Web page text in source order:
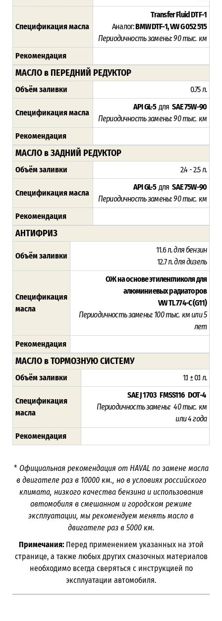
Спецификация масла
Transfer Fluid DTF-1
Аналог:BMW DTF-1, VW G 052 515
Периодичность замены: 90 тыс. км
Рекомендация
МАСЛО в ПЕРЕДНИЙ РЕДУКТОР
Объём заливки 0.75 л.
Спецификация масла
API GL-5 дляSAE 75W-90
Периодичность замены: 90 тыс. км
Рекомендация
МАСЛО в ЗАДНИЙ РЕДУКТОР
Объём заливки 2.4 - 2.5 л.
Спецификация масла
API GL-5 дляSAE 75W-90
Периодичность замены: 90 тыс. км
Рекомендация
АНТИФРИЗ
Объём заливки
11.6 л.для бензин
12.7 л.для дизель
Спецификация
масла
ОЖ на основе этиленгликоля для
алюминиевых радиаторов
VW TL 774-C (G11)
Периодичность замены: 100 тыс. км или 5
лет
Рекомендация
МАСЛО в ТОРМОЗНУЮ СИСТЕМУ
Объём заливки 1.1 ± 0.1 л.
Спецификация
масла
SAE J 1703 FMSS116 DOT-4
Периодичность замены: 40 тыс. км
или4 года
Рекомендация
* Официальная рекомендация от HAVAL по замене масла
в двигателе раз в 10000 км., но в условиях российского
климата, низкого качества бензина и использования
автомобиля в смешанном и городском режиме
эксплуатации, мы рекомендуем менять масло в
двигателе раз в 5000км.
Примечания: Перед применением указанных на этой
странице, а также любых других смазочных материалов
необходимо всегда сверяться с инструкцией по
эксплуатации автомобиля.